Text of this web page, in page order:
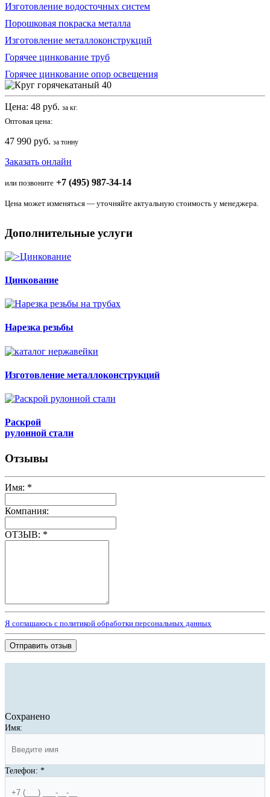
Изготовление водосточных систем
Порошковая покраска металла
Изготовление металлоконструкций
Горячее цинкование труб
Горячее цинкование опор освещения
Цена: 48 руб. за кг.
Оптовая цена:
47 990 руб. за тонну
Заказать онлайн
или позвоните +7 (495) 987-34-14
Цена может изменяться — уточняйте актуальную стоимость у менеджера.
Дополнительные услуги
Цинкование
Нарезка резьбы
Изготовление металлоконструкций
Раскрой
рулонной стали
Отзывы
Имя: *
Компания:
ОТЗЫВ: *
Я соглашаюсь с политикой обработки персональных данных
Отправить отзыв
Сохранено
Имя:
Телефон: *